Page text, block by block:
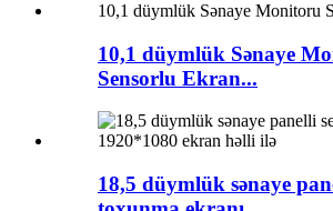
10,1 düymlük Sənaye
Sensorlu Ekran...
18,5 düymlük sənaye